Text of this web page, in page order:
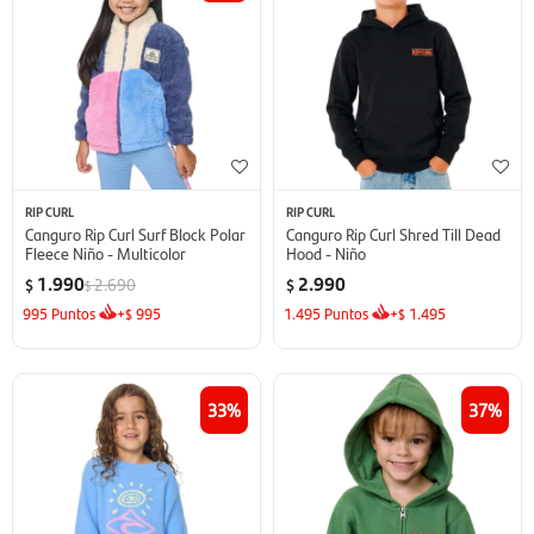
RIP CURL
Canguro Rip Curl Surf Block Polar
Fleece Niño - Multicolor
$ 1.990$2.690
995 Puntos +$995
RIP CURL
Canguro Rip Curl Shred Till Dead
Hood - Niño
$ 2.990
1.495 Puntos +$ 1.495
33 37